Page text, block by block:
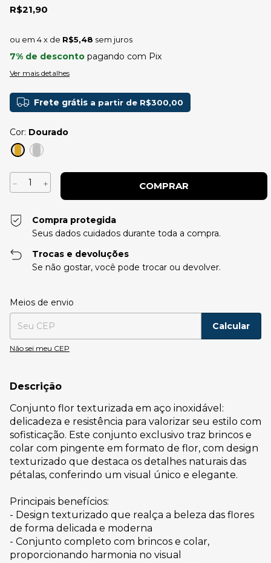
R$21,90
4x de R$5,48 sem juros
7% de desconto pagando com Pix
Ver mais detalhes
Frete grátis a partir de R$300,00
Cor: Dourado
Compra protegida
Seus dados cuidados durante toda a compra.
Trocas e devoluções
Se não gostar, você pode trocar ou devolver.
Entregas para o CEP:
Meios de envio
Calcular
Não sei meu CEP
Descrição
Conjunto flor texturizada em aço inoxidável:
delicadeza e resistência para valorizar seu estilo com
sofisticação. Este conjunto exclusivo traz brincos e
colar com pingente em formato de flor, com design
texturizado que destaca os detalhes naturais das
pétalas, conferindo um visual único e elegante.
Principais benefícios:
- Design texturizado que realça a beleza das flores
de forma delicada e moderna
- Conjunto completo com brincos e colar,
proporcionando harmonia no visual